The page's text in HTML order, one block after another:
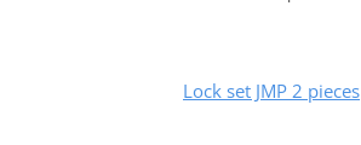
Lock set JMP 2 pieces